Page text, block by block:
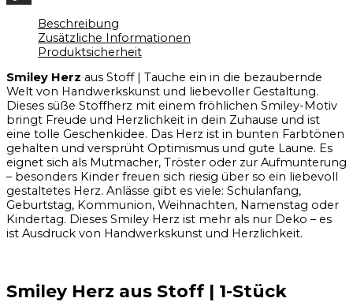
Beschreibung
Zusätzliche Informationen
Produktsicherheit
Smiley Herz aus Stoff | Tauche ein in die bezaubernde
Welt von Handwerkskunst und liebevoller Gestaltung.
Dieses süße Stoffherz mit einem fröhlichen Smiley-Motiv
bringt Freude und Herzlichkeit in dein Zuhause und ist
eine tolle Geschenkidee. Das Herz ist in bunten Farbtönen
gehalten und versprüht Optimismus und gute Laune. Es
eignet sich als Mutmacher, Tröster oder zur Aufmunterung
– besonders Kinder freuen sich riesig über so ein liebevoll
gestaltetes Herz. Anlässe gibt es viele: Schulanfang,
Geburtstag, Kommunion, Weihnachten, Namenstag oder
Kindertag. Dieses Smiley Herz ist mehr als nur Deko – es
ist Ausdruck von Handwerkskunst und Herzlichkeit.
Smiley Herz aus Stoff | 1-Stück